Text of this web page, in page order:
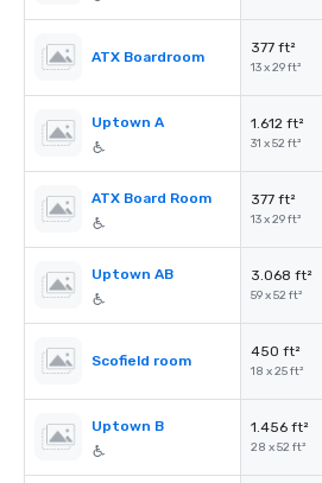
ATX Boardroom
377 ft²
13 x 29 ft²
Uptown A 1.612 ft²
31 x 52 ft²
ATX Board Room 377 ft²
13 x 29 ft²
Uptown AB 3.068 ft²
59 x 52 ft²
Scofield room
450 ft²
18 x 25 ft²
Uptown B 1.456 ft²
28 x 52 ft²